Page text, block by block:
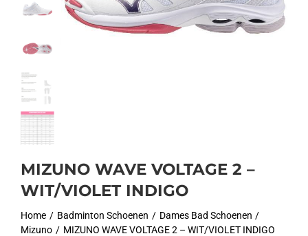
MIZUNO WAVE VOLTAGE 2 –
WIT/VIOLET INDIGO
Home Badminton Schoenen
Dames Bad Schoenen
Mizuno
MIZUNO WAVE VOLTAGE 2 – WIT/VIOLET INDIGO